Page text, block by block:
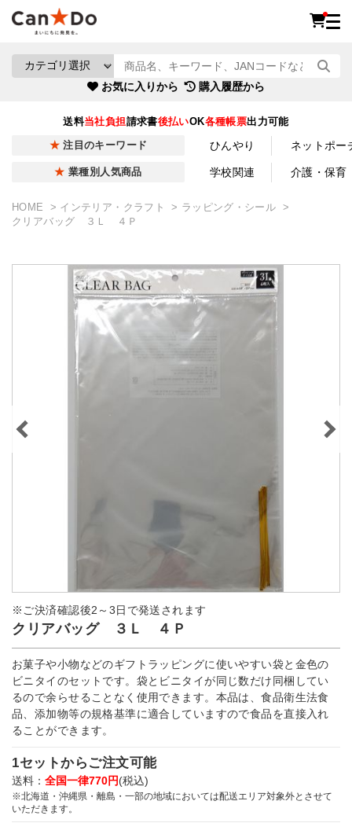
お気に入りから 購入履歴から
送料当社負担請求書後払いOK各種帳票出力可能
注目のキーワード ひんやり ネットポー
業種別人気商品 学校関連 介護・保育
HOME インテリア・クラフト
ラッピング・シール
クリアバッグ ３Ｌ ４Ｐ
※ご決済確認後2～3日で発送されます
クリアバッグ ３Ｌ ４Ｐ
お菓子や小物などのギフトラッピングに使いやすい袋と金色の
ビニタイのセットです。袋とビニタイが同じ数だけ同梱してい
るので余らせることなく使用できます。本品は、食品衛生法食
品、添加物等の規格基準に適合していますので食品を直接入れ
ることができます。
1セットからご注文可能
送料： 全国一律770円(税込)
※北海道・沖縄県・離島・一部の地域においては配送エリア対象外とさせて
いただきます。